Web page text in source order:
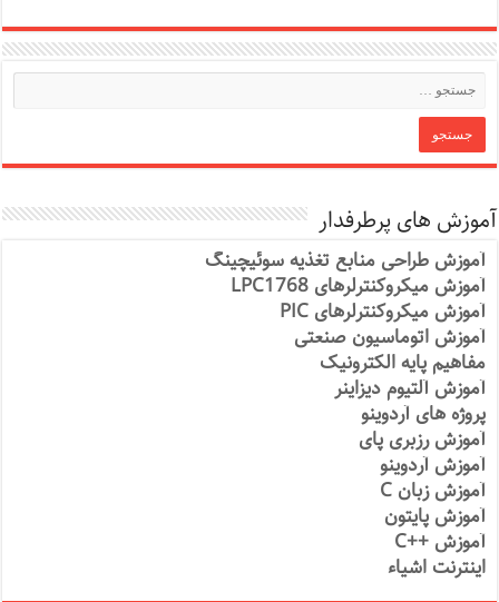
آموزش های پرطرفدار
آموزش طراحی منابع تغذیه سوئیچینگ
آموزش میکروکنترلرهای LPC1768
آموزش میکروکنترلرهای PIC
آموزش اتوماسیون صنعتی
مفاهیم پایه الکترونیک
آموزش آلتیوم دیزاینر
پروژه های آردوینو
آموزش رزبری پای
آموزش آردوینو
آموزش زبان C
آموزش پایتون
آموزش ++C
اینترنت اشیاء